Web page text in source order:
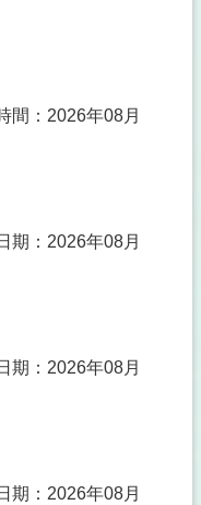
間：2026年08月
期：2026年08月
期：2026年08月
期：2026年08月